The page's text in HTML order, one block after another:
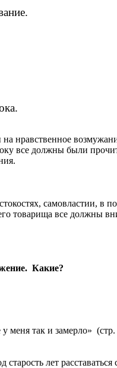
нравственное
все должны были
самовластии, в
товарища все должны
Какие?
так и замерло» (стр.
лет